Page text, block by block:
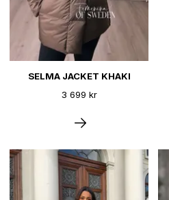
SELMA JACKET KHAKI
3 699 kr